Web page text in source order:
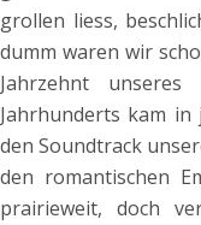
grollen liess,
dumm waren wir
Jahrzehnt
Jahrhunderts kam
den Soundtrack
den romantischen
prairieweit, doch